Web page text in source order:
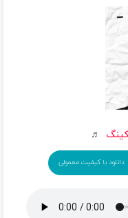
♬
دانلود با کیفیت معمولی